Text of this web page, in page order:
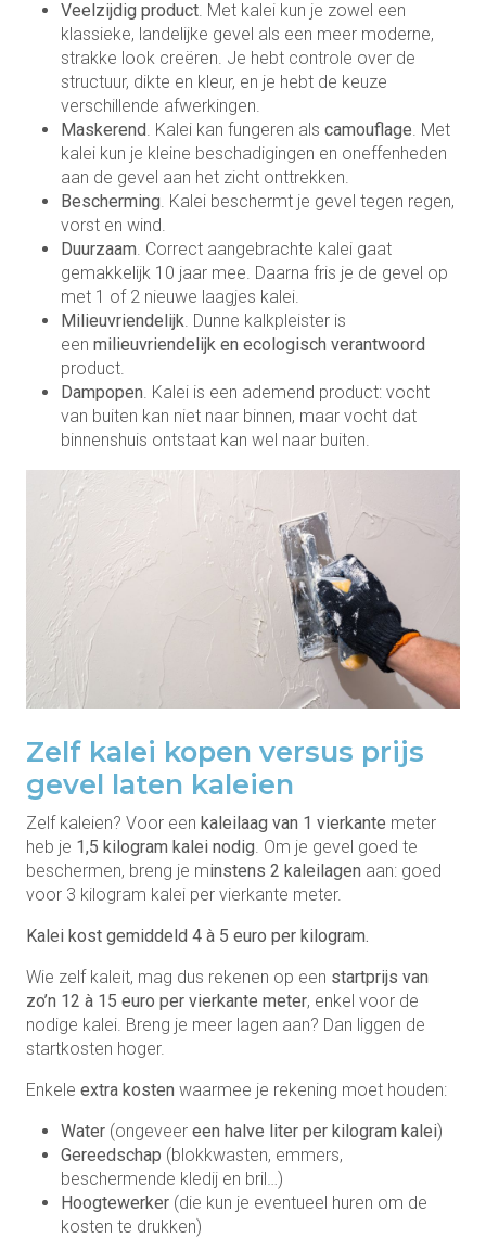
Veelzijdig product . Met kalei kun je zowel een
klassieke, landelijke gevel als een meer moderne,
strakke look creëren. Je hebt controle over de
structuur, dikte en kleur, en je hebt de keuze
verschillende afwerkingen.
Maskerend . Kalei kan fungeren als camouflage . Met
kalei kun je kleine beschadigingen en oneffenheden
aan de gevel aan het zicht onttrekken.
Bescherming . Kalei beschermt je gevel tegen regen,
vorst en wind.
Duurzaam . Correct aangebrachte kalei gaat
gemakkelijk 10 jaar mee. Daarna fris je de gevel op
met 1 of 2 nieuwe laagjes kalei.
Milieuvriendelijk . Dunne kalkpleister is
een milieuvriendelijk en ecologisch verantwoord
product.
Dampopen . Kalei is een ademend product: vocht
van buiten kan niet naar binnen, maar vocht dat
binnenshuis ontstaat kan wel naar buiten.
Zelf kalei kopen versus prijs
gevel laten kaleien
Zelf kaleien? Voor een kaleilaag van 1 vierkante meter
heb je 1,5 kilogram kalei nodig . Om je gevel goed te
beschermen, breng je minstens 2 kaleilagen aan: goed
voor 3 kilogram kalei per vierkante meter.
Kalei kost gemiddeld 4 à 5 euro per kilogram.
Wie zelf kaleit, mag dus rekenen op een startprijs van
zo’n 12 à 15 euro per vierkante meter, enkel voor de
nodige kalei. Breng je meer lagen aan? Dan liggen de
startkosten hoger.
Enkele extra kosten waarmee je rekening moet houden:
Water (ongeveer een halve liter per kilogram kalei)
Gereedschap (blokkwasten, emmers,
beschermende kledij en bril…)
Hoogtewerker (die kun je eventueel huren om de
kosten te drukken)